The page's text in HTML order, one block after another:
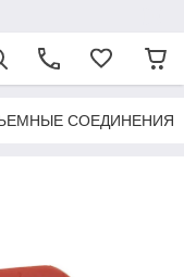
СОЕДИНЕНИЯ